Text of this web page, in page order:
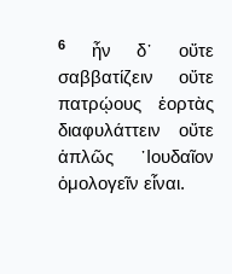
6
ἦν δ᾿ οὔτε
σαββατίζειν οὔτε
πατρῴους ἑορτὰς
διαφυλάττειν οὔτε
ἁπλῶς ᾿Ιουδαῖον
ὁμολογεῖν εἶναι.